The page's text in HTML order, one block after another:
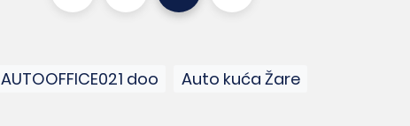
AUTOOFFICE021 doo Auto kuća Žare